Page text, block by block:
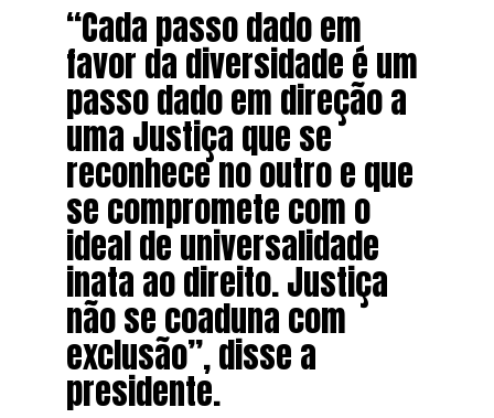
“Cada passo dado em
favor da diversidade é um
passo dado em direção a
uma Justiça que se
reconhece no outro e que
se compromete com o
ideal de universalidade
inata ao direito. Justiça
não se coaduna com
exclusão”, disse a
presidente.